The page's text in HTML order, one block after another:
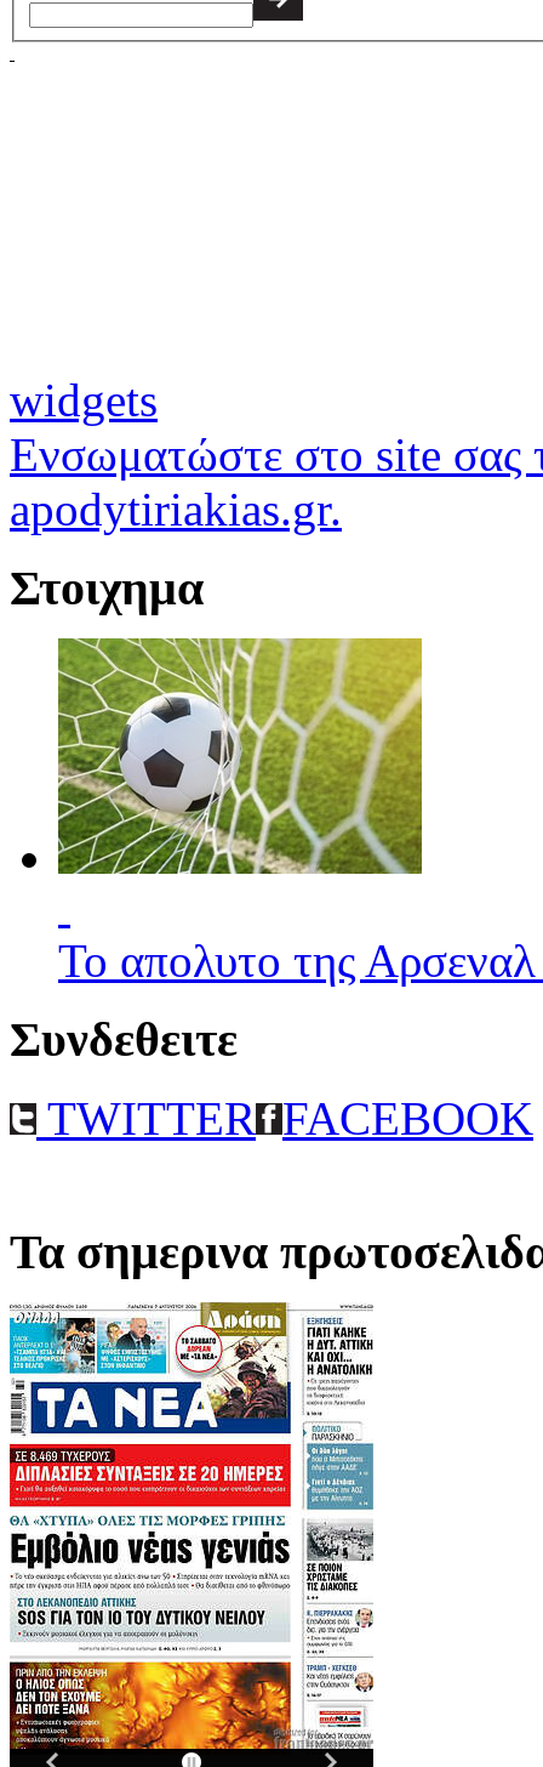
widgets
Ενσωματώστε στο site σας
apodytiriakias.gr.
Στοιχημα
Το απολυτο της
Συνδεθειτε
TWITTER FACEBOOK
Τα σημερινα